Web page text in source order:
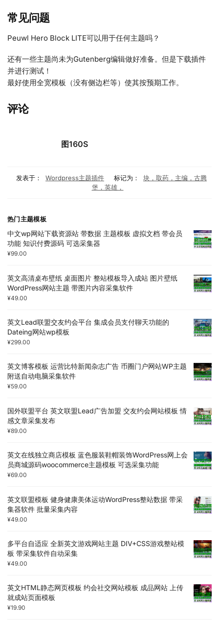
常见问题
Peuwl Hero Block LITE可以用于任何主题吗？
还有一些主题尚未为Gutenberg编辑做好准备。但是下载插件
并进行测试！
最好使用全宽模板（没有侧边栏等）使其按预期工作。
评论
图160S
发表于： Wordpress主题插件 标记为：
块，取药，主编，古腾
堡，英雄，
热门主题模板
中文wp网站下载资源站 带数据 主题模板 虚拟文档 带会员
功能 知识付费源码 可选采集器
¥99.00
英文高清桌布壁纸 桌面图片 整站模板导入成站 图片壁纸
WordPress网站主题 带图片内容采集软件
¥49.00
英文Lead联盟交友约会平台 集成会员支付聊天功能的
Dateing网站wp模板
¥299.00
英文博客模板 运营比特新闻杂志广告 币圈门户网站WP主题
附送自动电脑采集软件
¥59.00
国外联盟平台 英文联盟Lead广告加盟 交友约会网站模板 情
感文章采集发布
¥89.00
英文在线独立商店模板 蓝色服装鞋帽装饰WordPress网上会
员商城源码woocommerce主题模板 可选采集功能
¥69.00
英文联盟模板 健身健康美体运动WordPress整站数据 带采
集器软件 批量采集内容
¥49.00
多平台自适应 全新英文游戏网站主题 DIV+CSS游戏整站模
板 带采集软件自动采集
¥49.00
英文HTML静态网页模板 约会社交网站模板 成品网站 上传
就成站页面模板
¥19.90